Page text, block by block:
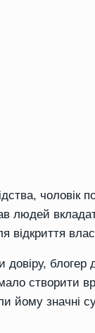
чоловік
людей
відкриття
блогер
створити
йому значні